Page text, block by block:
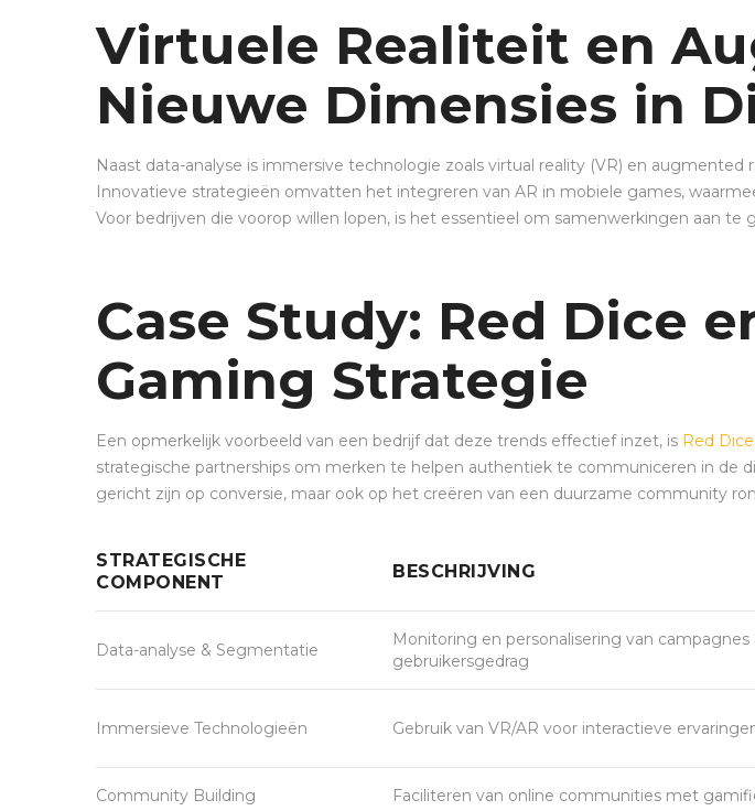
Virtuele Realiteit en
Nieuwe Dimensies in
Naast data-analyse is immersive technologie zoals virtual reality (VR) en
Innovatieve strategieën omvatten het integreren van AR in mobiele games,
Voor bedrijven die voorop willen lopen, is het essentieel om samenwerkingen aan
Case Study: Red Dice
Gaming Strategie
Een opmerkelijk voorbeeld van een bedrijf dat deze trends effectief inzet, is Red Dice
strategische partnerships om merken te helpen authentiek te communiceren in de
gericht zijn op conversie, maar ook op het creëren van een duurzame community
STRATEGISCHE
COMPONENT
BESCHRIJVING
Data-analyse & Segmentatie
Monitoring en personalisering van campagnes
gebruikersgedrag
Immersieve Technologieën Gebruik van VR/AR voor interactieve
Community Building Faciliteren van online communities met